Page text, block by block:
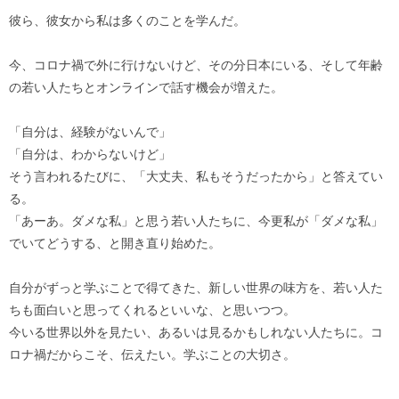
彼ら、彼女から私は多くのことを学んだ。
今、コロナ禍で外に行けないけど、その分日本にいる、そして年齢
の若い人たちとオンラインで話す機会が増えた。
「自分は、経験がないんで」
「自分は、わからないけど」
そう言われるたびに、「大丈夫、私もそうだったから」と答えてい
る。
「あーあ。ダメな私」と思う若い人たちに、今更私が「ダメな私」
でいてどうする、と開き直り始めた。
自分がずっと学ぶことで得てきた、新しい世界の味方を、若い人た
ちも面白いと思ってくれるといいな、と思いつつ。
今いる世界以外を見たい、あるいは見るかもしれない人たちに。コ
ロナ禍だからこそ、伝えたい。学ぶことの大切さ。